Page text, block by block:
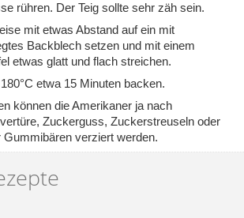
rühren. Der Teig sollte sehr zäh sein.
mit etwas Abstand auf ein mit
Backblech setzen und mit einem
etwas glatt und flach streichen.
etwa 15 Minuten backen.
können die Amerikaner ja nach
Zuckerguss, Zuckerstreuseln oder
verziert werden.